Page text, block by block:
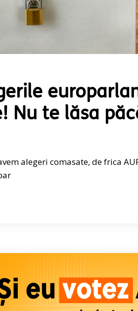
Nu te lăsa
alegeri comasate, de frica